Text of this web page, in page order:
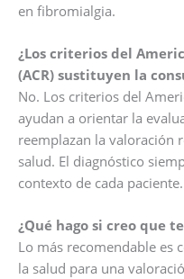
en fibromialgia.
¿Los criterios del
(ACR) sustituyen la
No. Los criterios del
ayudan a orientar la
reemplazan la valoración
salud. El diagnóstico
contexto de cada paciente.
¿Qué hago si creo que
Lo más recomendable es
la salud para una